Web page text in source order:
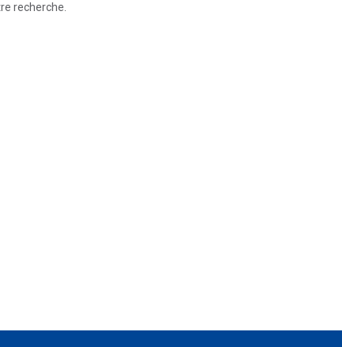
recherche.